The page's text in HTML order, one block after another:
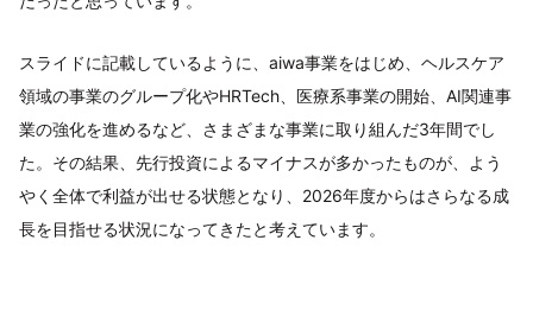
スライドに記載しているように、aiwa事業をはじめ、ヘルスケア
領域の事業のグループ化やHRTech、医療系事業の開始、AI関連事
業の強化を進めるなど、さまざまな事業に取り組んだ3年間でし
た。その結果、先行投資によるマイナスが多かったものが、よう
やく全体で利益が出せる状態となり、2026年度からはさらなる成
長を目指せる状況になってきたと考えています。